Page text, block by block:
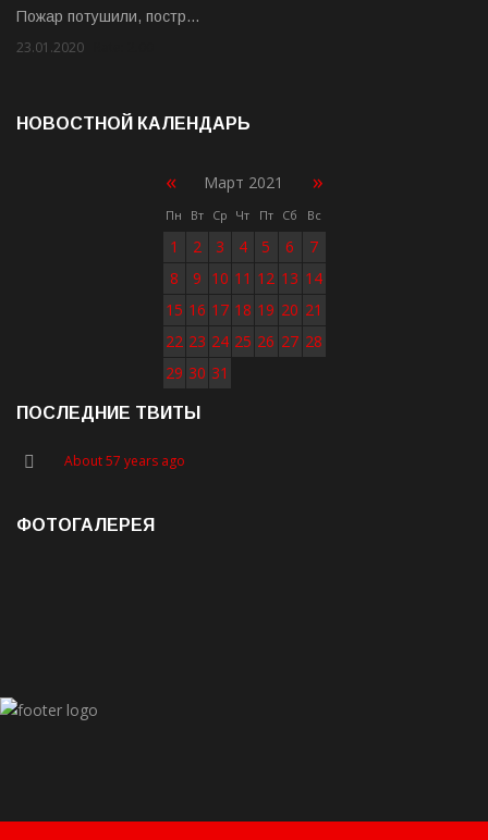
Пожар потушили, постр…
23.01.2020
НОВОСТНОЙ КАЛЕНДАРЬ
« Март 2021 »
Пн Вт Ср Чт Пт Сб Вс
1 2 3 4 5 6
7
8
9 10 11 12 13 14
15 16 17 18 19 20 21
22 23 24 25 26 27 28
29 30 31
ПОСЛЕДНИЕ ТВИТЫ
About 57 years ago
ФОТОГАЛЕРЕЯ